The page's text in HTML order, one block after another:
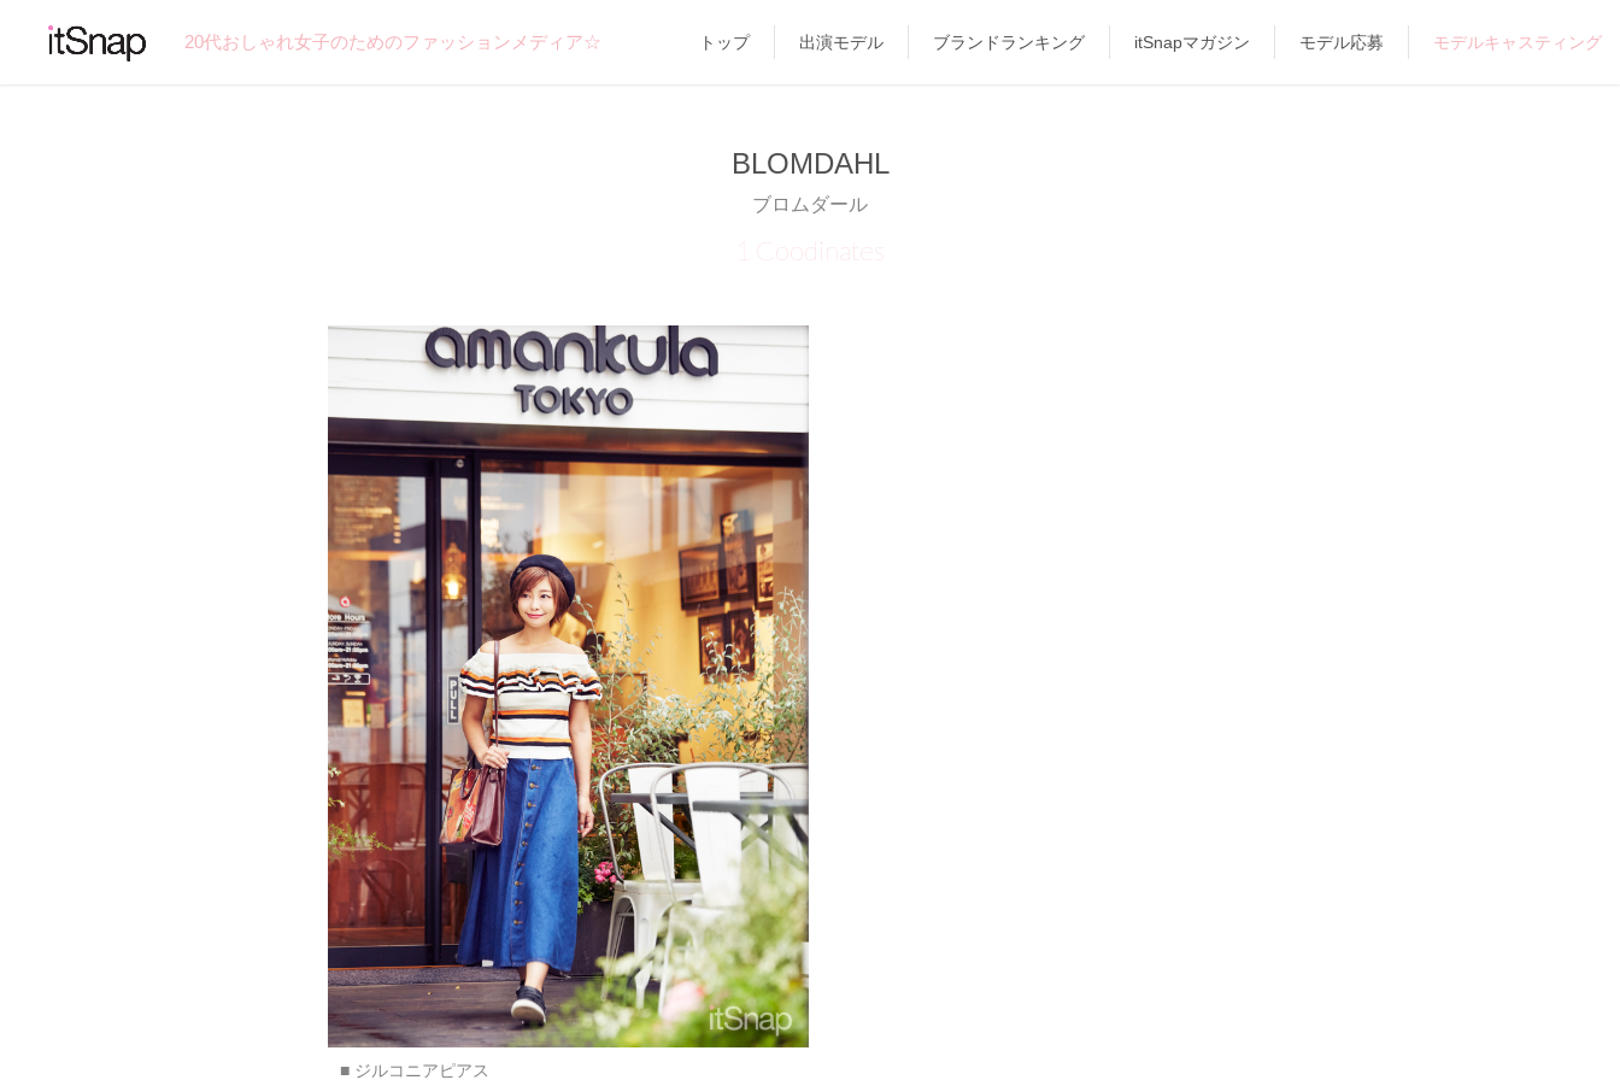
20代おしゃれ女子のためのファッションメディア☆ トップ 出演モデル ブランドランキング itSnapマガジン モデル応募 モデルキャスティング
BLOMDAHL
ブロムダール
1 Coodinates
■ ジルコニアピアス